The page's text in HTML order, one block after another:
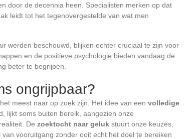
door de decennia heen. Specialisten merken op dat
leidt tot het tegenovergestelde van wat men
werden beschouwd, blijken echter cruciaal te zijn voor
en de positieve psychologie bieden vandaag de
beter te begrijpen.
ongrijpbaar?
meest naar op zoek zijn. Het idee van een volledige
lijkt soms buiten bereik, aangezien onze
De zoektocht naar geluk stuurt onze keuzes,
vooruitgang zonder ooit echt het doel te bereiken